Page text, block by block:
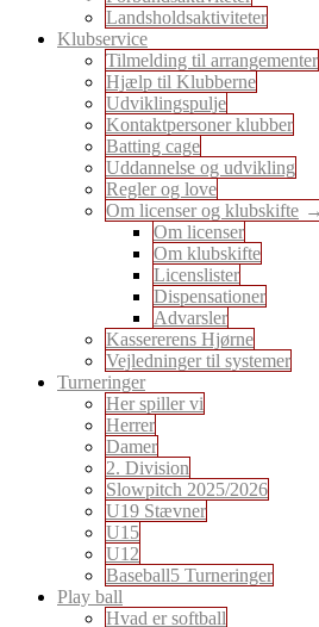
Landsholdsaktiviteter
Klubservice
Tilmelding til arrangementer
Hjælp til Klubberne
Udviklingspulje
Kontaktpersoner klubber
Batting cage
Uddannelse og udvikling
Regler og love
Om licenser og klubskifte
Om licenser
Om klubskifte
Licenslister
Dispensationer
Advarsler
Kassererens Hjørne
Vejledninger til systemer
Turneringer
Her spiller vi
Herrer
Damer
2. Division
Slowpitch 2025/2026
U19 Stævner
U15
U12
Baseball5 Turneringer
Play ball
Hvad er softball